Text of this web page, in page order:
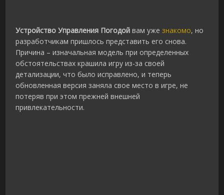
Устройство Управления Погодой вам ужезнакомо, но
разработчикам пришлось представить его снова.
Причина – изначальная модель при определенных
обстоятельствах крашила игру из-за своей
детализации, что было исправлено, и теперь
обновленная версия заняла свое место в игре, не
потеряв при этом прежней внешней
привлекательности.